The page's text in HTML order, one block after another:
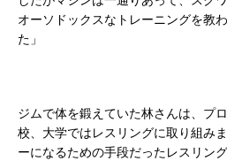
オーソドックスなトレーニングを教
た」
ジムで体を鍛えていた林さんは、プ
校、大学ではレスリングに取り組み
ーになるための手段だったレスリン